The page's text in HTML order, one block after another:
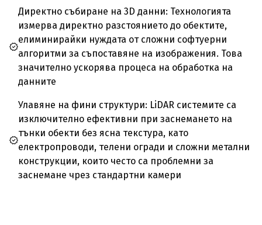
Директно събиране на 3D данни: Технологията
измерва директно разстоянието до обектите,
елиминирайки нуждата от сложни софтуерни
алгоритми за съпоставяне на изображения. Това
значително ускорява процеса на обработка на
данните
Улавяне на фини структури: LiDAR системите са
изключително ефективни при заснемането на
тънки обекти без ясна текстура, като
електропроводи, телени огради и сложни метални
конструкции, които често са проблемни за
заснемане чрез стандартни камери